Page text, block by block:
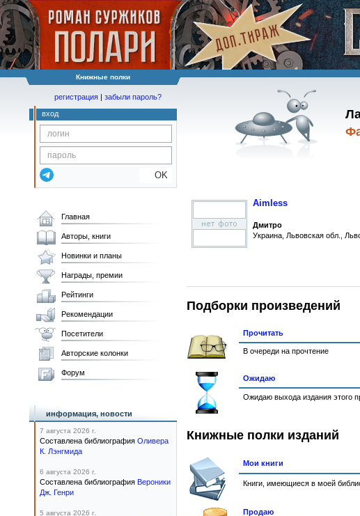
Книжные полки
регистрация | забыли пароль?
вход
OK
Aimless
Дмитро
Украина, Львовская обл.,
Подборки произведений
Прочитать
В очереди на прочтение
Ожидаю
Ожидаю выхода издания этого
Книжные полки изданий
Мои книги
Книги, имеющиеся в моей
Продаю
Главная
Авторы, книги
Новинки и планы
Награды, премии
Рейтинги
Рекомендации
Посетители
Авторские колонки
Форум
информация, новости
7 августа 2026 г.
Составлена библиография Оливера
К. Лэнгмида
6 августа 2026 г.
Составлена библиография Вероники
Дж. Генри
5 августа 2026 г.